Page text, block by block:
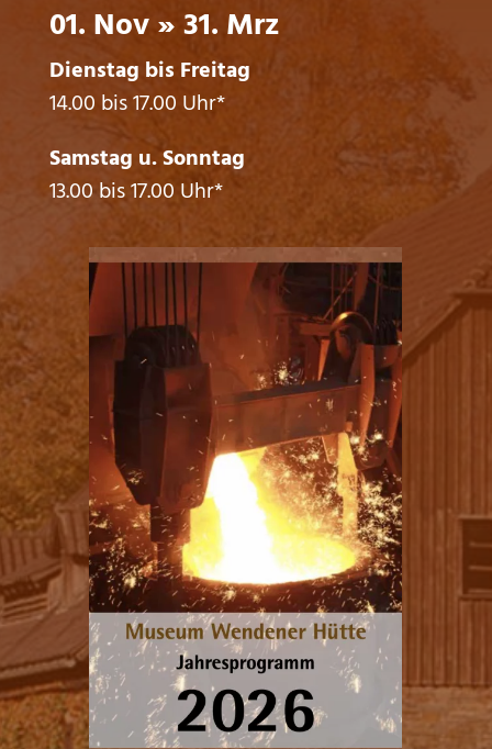
01. Nov » 31. Mrz
Dienstag bis Freitag
14.00 bis 17.00 Uhr*
Samstag u. Sonntag
13.00 bis 17.00 Uhr*